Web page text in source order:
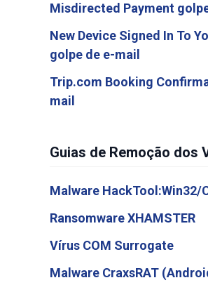
Misdirected Payment
New Device Signed In To
golpe de e-mail
Trip.com Booking
mail
Guias de Remoção dos
Malware HackTool:Win32/
Ransomware XHAMSTER
Vírus COM Surrogate
Malware CraxsRAT